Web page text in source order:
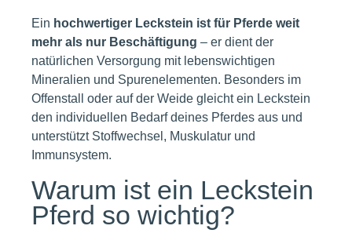
Ein hochwertiger Leckstein ist für Pferde weit
mehr als nur Beschäftigung – er dient der
natürlichen Versorgung mit lebenswichtigen
Mineralien und Spurenelementen. Besonders im
Offenstall oder auf der Weide gleicht ein Leckstein
den individuellen Bedarf deines Pferdes aus und
unterstützt Stoffwechsel, Muskulatur und
Immunsystem.
Warum ist ein Leckstein
Pferd so wichtig?